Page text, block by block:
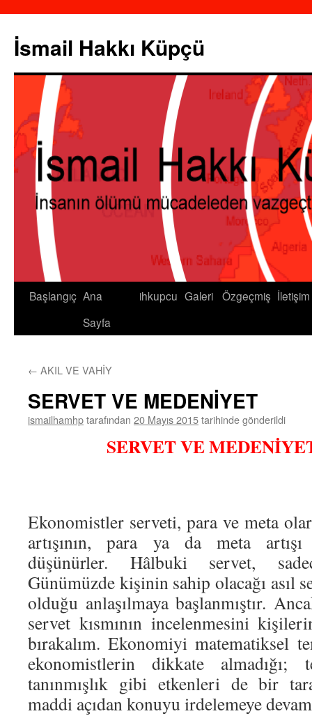
İsmail Hakkı Küpçü
Başlangıç Ana
Sayfa
ihkupcu Galeri Özgeçmiş İletişim
← AKIL VE VAHİY
SERVET VE MEDENİYET
ismailhamhptarafından 20 Mayıs 2015tarihinde gönderildi
SERVET VE
Ekonomistler serveti, para ve meta
artışının, para ya da meta
düşünürler. Hâlbuki servet,
Günümüzde kişinin sahip olacağı asıl
olduğu anlaşılmaya başlanmıştır.
servet kısmının incelenmesini
bırakalım. Ekonomiyi matematiksel
ekonomistlerin dikkate
tanınmışlık gibi etkenleri de bir
maddi açıdan konuyu irdelemeye